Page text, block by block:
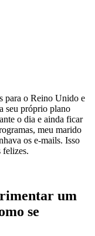
para o Reino Unido e
seu próprio plano
o dia e ainda ficar
meu marido
os e-mails. Isso
felizes.
um
se